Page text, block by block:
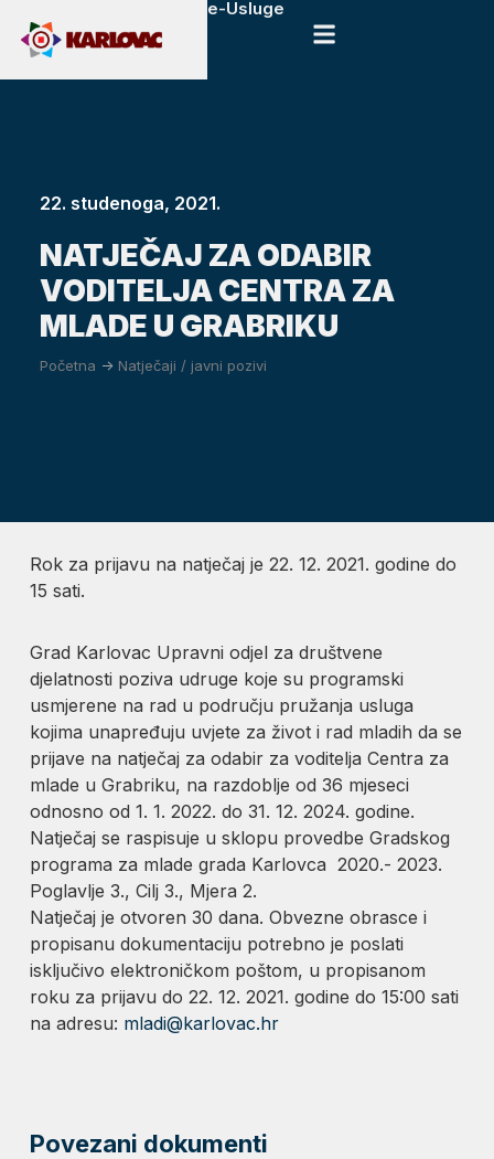
e-Usluge
22. studenoga, 2021.
NATJEČAJ ZA ODABIR
VODITELJA CENTRA ZA
MLADE U GRABRIKU
Početna -> Natječaji / javni pozivi
Rok za prijavu na natječaj je 22. 12. 2021. godine do
15 sati.
Grad Karlovac Upravni odjel za društvene
djelatnosti poziva udruge koje su programski
usmjerene na rad u području pružanja usluga
kojima unapređuju uvjete za život i rad mladih da se
prijave na natječaj za odabir za voditelja Centra za
mlade u Grabriku, na razdoblje od 36 mjeseci
odnosno od 1. 1. 2022. do 31. 12. 2024. godine.
Natječaj se raspisuje u sklopu provedbe Gradskog
programa za mlade grada Karlovca 2020.- 2023.
Poglavlje 3., Cilj 3., Mjera 2.
Natječaj je otvoren 30 dana. Obvezne obrasce i
propisanu dokumentaciju potrebno je poslati
isključivo elektroničkom poštom, u propisanom
roku za prijavu do 22. 12. 2021. godine do 15:00 sati
na adresu: mladi@karlovac.hr
Povezani dokumenti